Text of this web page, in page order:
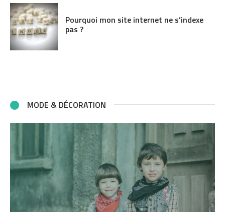
Pourquoi mon site internet ne s’indexe
pas ?
MODE & DÉCORATION